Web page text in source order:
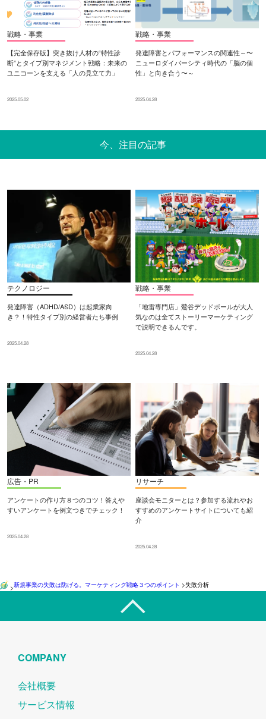
戦略・事業
【完全保存版】突き抜け人材の“特性診
断”とタイプ別マネジメント戦略：未来の
ユニコーンを支える「人の見立て力」
2025.05.02
戦略・事業
発達障害とパフォーマンスの関連性～〜
ニューロダイバーシティ時代の「脳の個
性」と向き合う〜～
2025.04.28
今、注目の記事
テクノロジー
発達障害（ADHD/ASD）は起業家向
き？！特性タイプ別の経営者たち事例
2025.04.28
戦略・事業
「地雷専門店」鶯谷デッドボールが大人
気なのは全てストーリーマーケティング
で説明できるんです。
2025.04.28
広告・PR
アンケートの作り方８つのコツ！答えや
すいアンケートを例文つきでチェック！
2025.04.28
リサーチ
座談会モニターとは？参加する流れやお
すすめのアンケートサイトについても紹
介
2025.04.28
>新規事業の失敗は防げる。マーケティング戦略３つのポイント >失敗分析
COMPANY
会社概要
サービス情報